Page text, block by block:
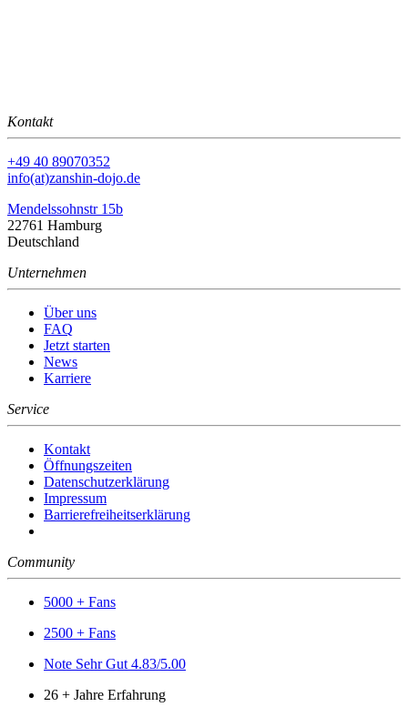
Kontakt
+49 40 89070352
info(at)zanshin-dojo.de
Mendelssohnstr 15b
22761 Hamburg
Deutschland
Unternehmen
Über uns
FAQ
Jetzt starten
News
Karriere
Service
Kontakt
Öffnungszeiten
Datenschutzerklärung
Impressum
Barrierefreiheitserklärung
Community
5000 + Fans
2500 + Fans
Note Sehr Gut 4.83/5.00
26 + Jahre Erfahrung